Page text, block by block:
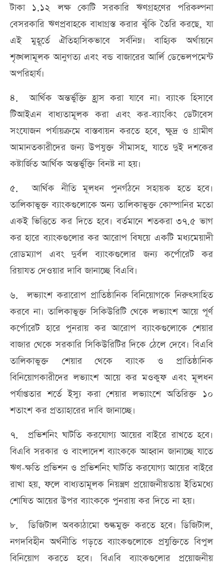
টাকা ১.১২ লক্ষ কোটি সরকারি ঋণগ্রহণের পরিকল্পনা
বেসরকারি ঋণপ্রবাহকে বাধাগ্রস্ত করার ঝুঁকি তৈরি করছে, যা
এই মুহূর্তে ঐতিহাসিকভাবে সর্বনিম্ন। বাহ্যিক অর্থায়নে
শৃঙ্খলামূলক আনুগত্য এবং বন্ড বাজারের আর্লি ডেভেলপমেন্ট
অপরিহার্য।
৪. আর্থিক অন্তর্ভুক্তি হ্রাস করা যাবে না। ব্যাংক হিসাবে
টিআইএন বাধ্যতামূলক করা এবং কর-ব্যাংকিং ডেটাবেস
সংযোজন পর্যায়ক্রমে বাস্তবায়ন করতে হবে, ক্ষুদ্র ও গ্রামীণ
আমানতকারীদের জন্য উপযুক্ত সীমাসহ, যাতে দুই দশকের
কষ্টার্জিত আর্থিক অন্তর্ভুক্তি বিনষ্ট না হয়।
৫. আর্থিক নীতি মূলধন পুনর্গঠনে সহায়ক হতে হবে।
তালিকাভুক্ত ব্যাংকগুলোকে অন্য তালিকাভুক্ত কোম্পানির মতো
একই ভিত্তিতে কর দিতে হবে। বর্তমানে শতকরা ৩৭.৫ ভাগ
কর হারে ব্যাংকগুলোর কর আরোপ বিষয়ে একটি মধ্যমেয়াদী
রোডম্যাপ এবং দুর্বল ব্যাংকগুলোর জন্য কর্পোরেট কর
রিয়াযত দেওয়ার দাবি জানাচ্ছে বিএবি।
৬. লভ্যাংশ করারোপ প্রাতিষ্ঠানিক বিনিয়োগকে নিরুৎসাহিত
করবে না। তালিকাভুক্ত সিকিউরিটি থেকে লভ্যাংশ আয়ে পূর্ণ
কর্পোরেট হারে পুনরায় কর আরোপ ব্যাংকগুলোকে শেয়ার
বাজার থেকে সরকারি সিকিউরিটির দিকে ঠেলে দেবে। বিএবি
তালিকাভুক্ত শেয়ার থেকে ব্যাংক ও প্রাতিষ্ঠানিক
বিনিয়োগকারীদের লভ্যাংশ আয়ে কর মওকুফ এবং মূলধন
পর্যাপ্ততার শর্তে ইস্যু করা শেয়ার লভ্যাংশে অতিরিক্ত ১০
শতাংশ কর প্রত্যাহারের দাবি জানাচ্ছে।
৭. প্রভিশনিং ঘাটতি করযোগ্য আয়ের বাইরে রাখতে হবে।
বিএবি সরকার ও বাংলাদেশ ব্যাংককে আহ্বান জানাচ্ছে যাতে
ঋণ-ক্ষতি প্রভিশন ও প্রভিশনিং ঘাটতি করযোগ্য আয়ের বাইরে
রাখা হয়, ফলে বাধ্যতামূলক নিয়ন্ত্রণ প্রয়োজনীয়তায় ইতিমধ্যে
শোষিত আয়ের উপর ব্যাংককে পুনরায় কর দিতে না হয়।
৮. ডিজিটাল অবকাঠামো শুল্কমুক্ত করতে হবে। ডিজিটাল,
নগদবিহীন অর্থনীতি গড়তে ব্যাংকগুলোকে প্রযুক্তিতে বিপুল
বিনিয়োগ করতে হবে। বিএবি ব্যাংকগুলোর প্রয়োজনীয়